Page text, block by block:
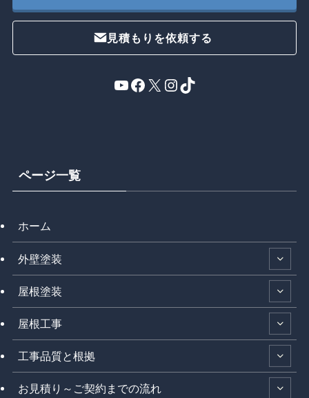
見積もりを依頼する
YouTube
Facebook
X Instagram
TikTok
ページ一覧
ホーム
外壁塗装
屋根塗装
屋根工事
工事品質と根拠
お見積り～ご契約までの流れ